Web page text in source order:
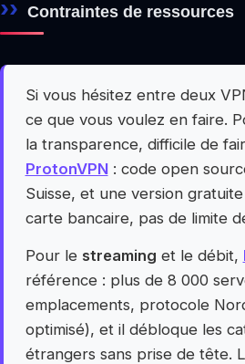
Contraintes de ressources
Si vous hésitez entre deux
ce que vous voulez en faire.
la transparence, difficile de
ProtonVPN: code open
Suisse, et une version
carte bancaire, pas de limite
Pour le streaming et le débit,
référence : plus de 8 000
emplacements, protocole
optimisé), et il débloque les
étrangers sans prise de tête.